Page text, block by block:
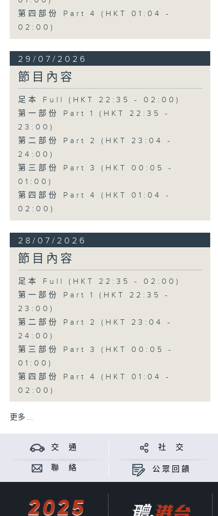
第四部份 Part 4 (HKT 01:04 -
02:00)
29/07/2026
節目內容
足本 Full (HKT 22:35 - 02:00)
第一部份 Part 1 (HKT 22:35 -
23:00)
第二部份 Part 2 (HKT 23:04 -
24:00)
第三部份 Part 3 (HKT 00:05 -
01:00)
第四部份 Part 4 (HKT 01:04 -
02:00)
28/07/2026
節目內容
足本 Full (HKT 22:35 - 02:00)
第一部份 Part 1 (HKT 22:35 -
23:00)
第二部份 Part 2 (HKT 23:04 -
24:00)
第三部份 Part 3 (HKT 00:05 -
01:00)
第四部份 Part 4 (HKT 01:04 -
02:00)
更多 ...
交 通 社 交
聯 絡 公眾回饋